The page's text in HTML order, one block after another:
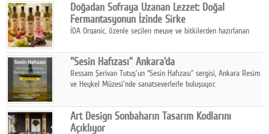
Doğadan Sofraya Uzanan Lezzet: Doğal
Fermantasyonun İzinde Sirke
İDA Organic, özenle seçilen meyve ve bitkilerden hazırlanan
sofralarına taşıyor.
"Sesin Hafızası" Ankara'da
Ressam Şerivan Tutuş'un “Sesin Hafızası” sergisi, Ankara Resim
ve Heykel Müzesi'nde sanatseverlerle buluşuyor.
Art Design Sonbaharın Tasarım Kodlarını
Açıklıyor